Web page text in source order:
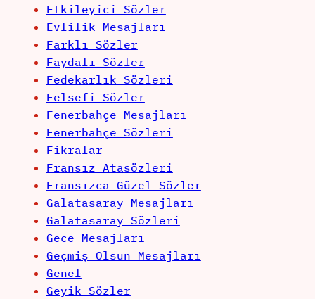
Etkileyici Sözler
Evlilik Mesajları
Farklı Sözler
Faydalı Sözler
Fedekarlık Sözleri
Felsefi Sözler
Fenerbahçe Mesajları
Fenerbahçe Sözleri
Fikralar
Fransız Atasözleri
Fransızca Güzel Sözler
Galatasaray Mesajları
Galatasaray Sözleri
Gece Mesajları
Geçmiş Olsun Mesajları
Genel
Geyik Sözler